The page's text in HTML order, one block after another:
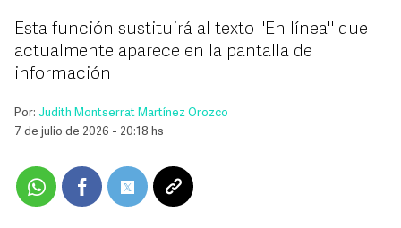
Esta función sustituirá al texto "En línea" que
actualmente aparece en la pantalla de
información
Por: Judith Montserrat Martínez Orozco
7 de julio de 2026 - 20:18 hs